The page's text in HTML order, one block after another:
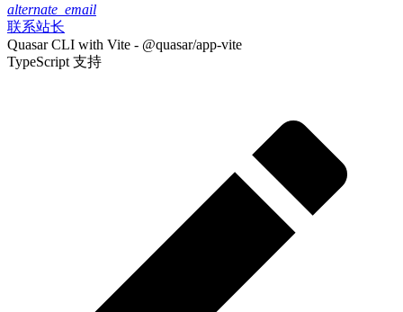
alternate_email
联系站长
Quasar CLI with Vite - @quasar/app-vite
TypeScript 支持